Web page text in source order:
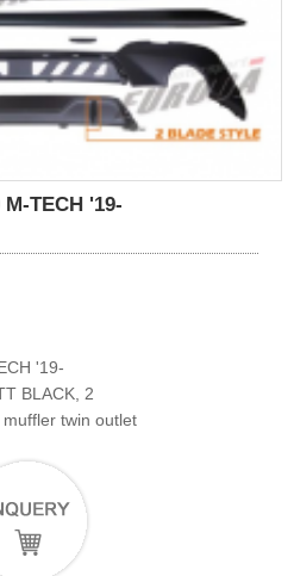
TECH '19-
'19-
BLACK, 2
twin outlet